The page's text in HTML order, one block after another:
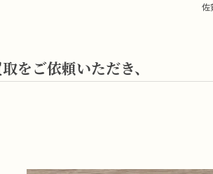
佐
をご依頼いただき、